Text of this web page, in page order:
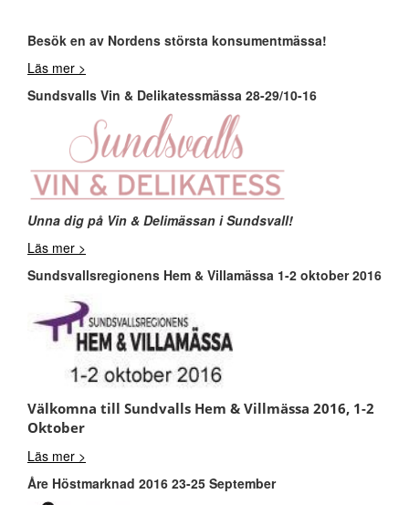
Besök en av Nordens största konsumentmässa!
Läs mer >
Sundsvalls Vin & Delikatessmässa 28-29/10-16
Unna dig på Vin & Delimässan i Sundsvall!
Läs mer >
Sundsvallsregionens Hem & Villamässa 1-2 oktober 2016
Välkomna till Sundvalls Hem & Villmässa 2016, 1-2
Oktober
Läs mer >
Åre Höstmarknad 2016 23-25 September